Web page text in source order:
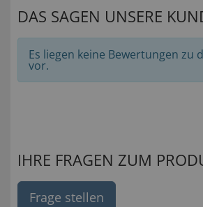
DAS SAGEN UNSERE
Es liegen keine Bewertungen zu
vor.
IHRE FRAGEN ZUM
Frage stellen